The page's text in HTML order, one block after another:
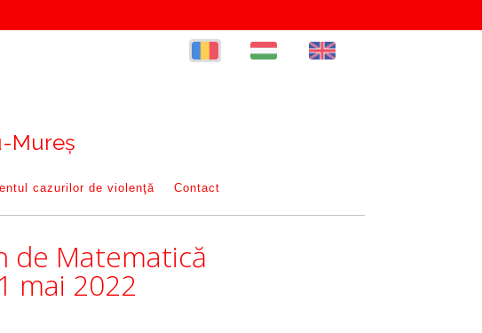
Mureș
cazurilor de violenţă Contact
de Matematică
mai 2022